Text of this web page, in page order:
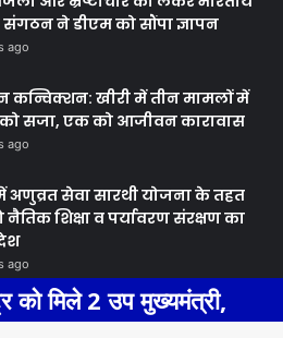
और भ्रष्टाचार को लेकर भारतीय
ने डीएम को सौंपा ज्ञापन
ago
खीरी में तीन मामलों में
को सजा, एक को आजीवन कारावास
ago
अणुव्रत सेवा सारथी योजना के तहत
नैतिक शिक्षा व पर्यावरण संरक्षण का
ago
उप मुख्यमंत्री,